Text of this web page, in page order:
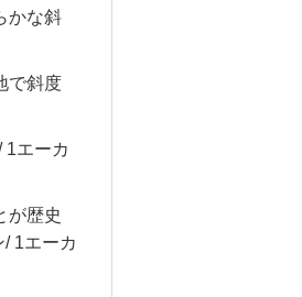
かな斜
で斜度
1エーカ
が歴史
1エーカ